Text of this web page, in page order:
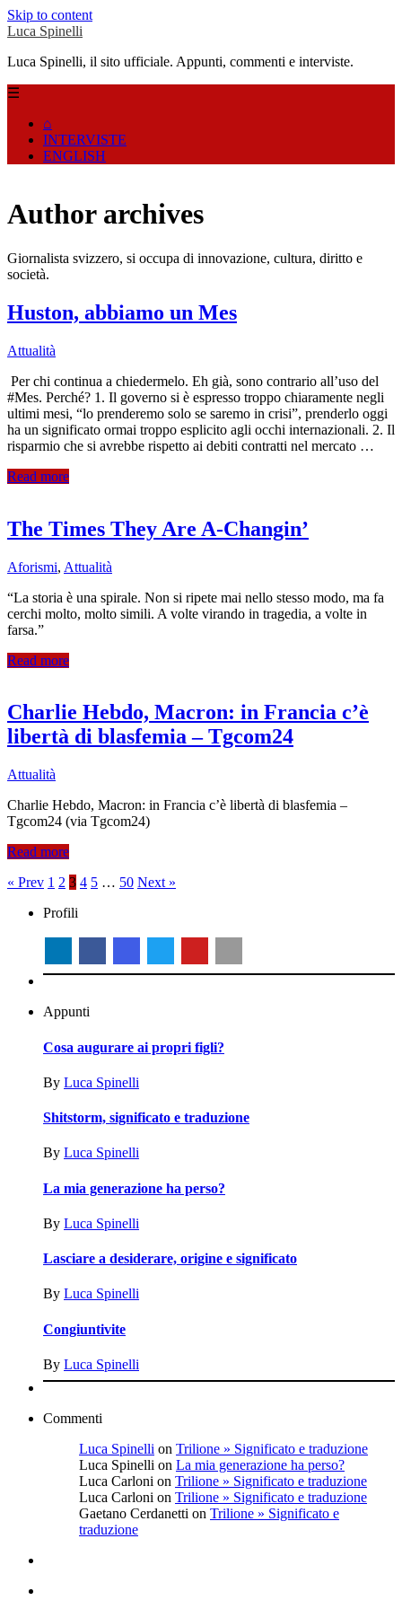
Skip to content
Luca Spinelli
Luca Spinelli, il sito ufficiale. Appunti, commenti e interviste.
☰
⌂
INTERVISTE
ENGLISH
Author archives
Giornalista svizzero, si occupa di innovazione, cultura, diritto e
società.
Huston, abbiamo un Mes
Attualità
Per chi continua a chiedermelo. Eh già, sono contrario all’uso del
#Mes. Perché? 1. Il governo si è espresso troppo chiaramente negli
ultimi mesi, “lo prenderemo solo se saremo in crisi”, prenderlo oggi
ha un significato ormai troppo esplicito agli occhi internazionali. 2. Il
risparmio che si avrebbe rispetto ai debiti contratti nel mercato …
Read more
The Times They Are A-Changin’
Aforismi, Attualità
“La storia è una spirale. Non si ripete mai nello stesso modo, ma fa
cerchi molto, molto simili. A volte virando in tragedia, a volte in
farsa.”
Read more
Charlie Hebdo, Macron: in Francia c’è
libertà di blasfemia – Tgcom24
Attualità
Charlie Hebdo, Macron: in Francia c’è libertà di blasfemia –
Tgcom24 (via Tgcom24)
Read more
Paginazione
degli
articoli
« Prev 1 2 3 4 5 … 50 Next »
Profili
Appunti
Cosa augurare ai propri figli?
By Luca‎ Spinelli
Shitstorm, significato e traduzione
By Luca‎ Spinelli
La mia generazione ha perso?
By Luca‎ Spinelli
Lasciare a desiderare, origine e significato
By Luca‎ Spinelli
Congiuntivite
By Luca‎ Spinelli
Commenti
Luca‎ Spinelli on Trilione » Significato e traduzione
Luca Spinelli on La mia generazione ha perso?
Luca Carloni on Trilione » Significato e traduzione
Luca Carloni on Trilione » Significato e traduzione
Gaetano Cerdanetti on Trilione » Significato e
traduzione